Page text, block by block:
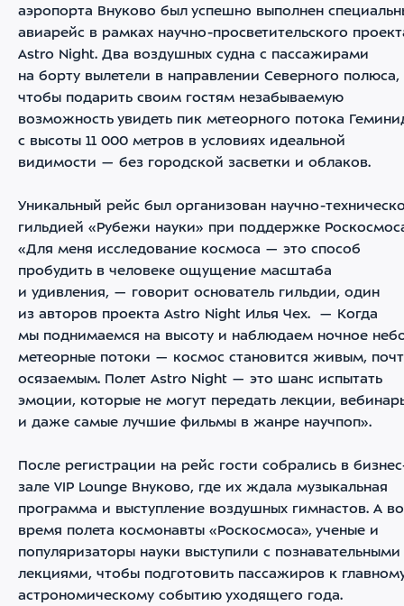
аэропорта Внуково был успешно выполнен
авиарейс в рамках научно-просветительского
Astro Night. Два воздушных судна с пассажирами
на борту вылетели в направлении Северного полюса,
чтобы подарить своим гостям незабываемую
возможность увидеть пик метеорного потока
с высоты 11 000 метров в условиях идеальной
видимости — без городской засветки и облаков.
Уникальный рейс был организован научно-
гильдией «Рубежи науки» при поддержке
«Для меня исследование космоса — это способ
пробудить в человеке ощущение масштаба
и удивления, — говорит основатель гильдии, один
из авторов проекта Astro Night Илья Чех. — Когда
мы поднимаемся на высоту и наблюдаем ночное
метеорные потоки — космос становится живым,
осязаемым. Полет Astro Night — это шанс испытать
эмоции, которые не могут передать лекции,
и даже самые лучшие фильмы в жанре научпоп».
После регистрации на рейс гости собрались в
зале VIP Lounge Внуково, где их ждала музыкальная
программа и выступление воздушных гимнастов. А во
время полета космонавты «Роскосмоса», ученые и
популяризаторы науки выступили с познавательными
лекциями, чтобы подготовить пассажиров к
астрономическому событию уходящего года.